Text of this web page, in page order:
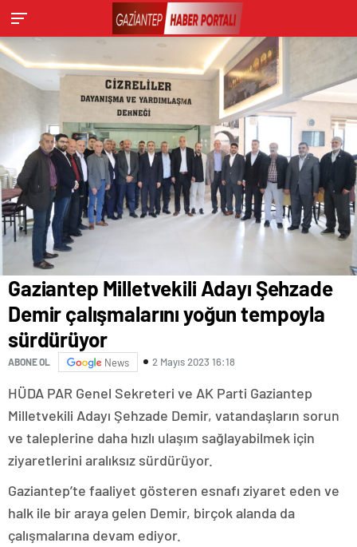
Gaziantep Milletvekili Adayı Şehzade
Demir çalışmalarını yoğun tempoyla
sürdürüyor
ABONE OL News 2 Mayıs 2023 16:18
HÜDA PAR Genel Sekreteri ve AK Parti Gaziantep
Milletvekili Adayı Şehzade Demir, vatandaşların sorun
ve taleplerine daha hızlı ulaşım sağlayabilmek için
ziyaretlerini aralıksız sürdürüyor.
Gaziantep’te faaliyet gösteren esnafı ziyaret eden ve
halk ile bir araya gelen Demir, birçok alanda da
çalışmalarına devam ediyor.